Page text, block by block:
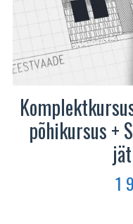
põhikursus +
1